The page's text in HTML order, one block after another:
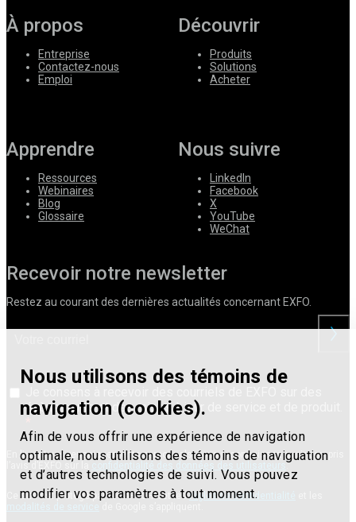
Nous utilisons des témoins de
navigation (cookies).
Afin de vous offrir une expérience de navigation
optimale, nous utilisons des témoins de naviguation
et d’autres technologies de suivi. Vous pouvez
modifier vos paramètres à tout moment.
À propos
Entreprise
Contactez-nous
Emploi
Découvrir
Produits
Solutions
Acheter
Apprendre
Ressources
Webinaires
Blog
Glossaire
Nous suivre
LinkedIn
Facebook
X
YouTube
WeChat
Recevoir notre newsletter
Restez au courant des dernières actualités concernant EXFO.
évènements et des mises à jour de service et de produit.
En livrant vos renseignements personnels, vous reconnaissez avoir compris
l’avis d’EXFO sur la
.
Ce site est protégé par reCAPTCHA et lesrègles de confidentialité